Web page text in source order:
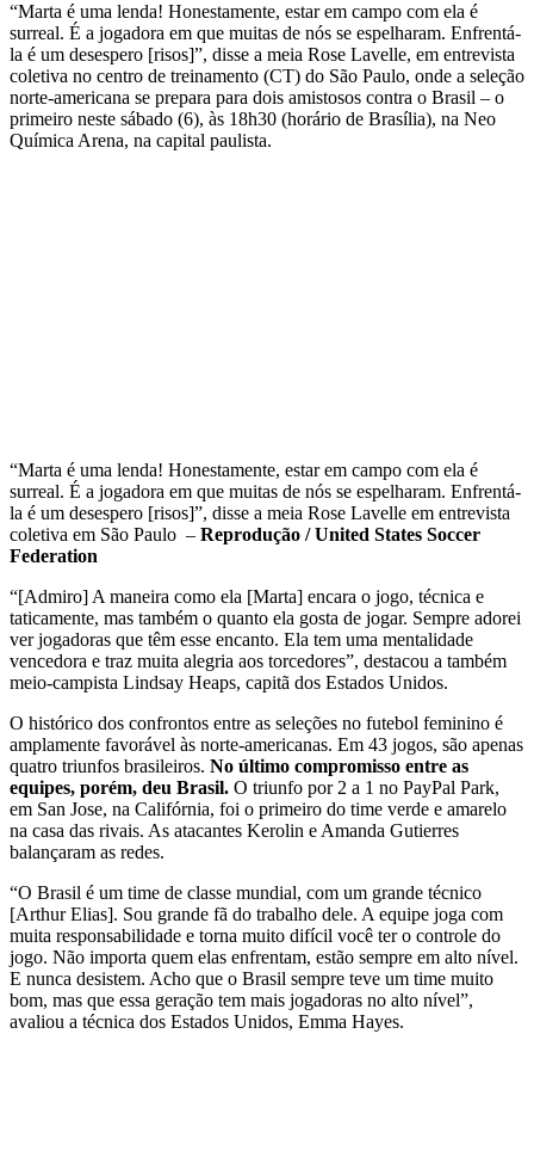
“Marta é uma lenda! Honestamente, estar em campo com ela é
surreal. É a jogadora em que muitas de nós se espelharam. Enfrentá-
la é um desespero [risos]”, disse a meia Rose Lavelle, em entrevista
coletiva no centro de treinamento (CT) do São Paulo, onde a seleção
norte-americana se prepara para dois amistosos contra o Brasil – o
primeiro neste sábado (6), às 18h30 (horário de Brasília), na Neo
Química Arena, na capital paulista.
“Marta é uma lenda! Honestamente, estar em campo com ela é
surreal. É a jogadora em que muitas de nós se espelharam. Enfrentá-
la é um desespero [risos]”, disse a meia Rose Lavelle em entrevista
coletiva em São Paulo – Reprodução / United States Soccer
Federation
“[Admiro] A maneira como ela [Marta] encara o jogo, técnica e
taticamente, mas também o quanto ela gosta de jogar. Sempre adorei
ver jogadoras que têm esse encanto. Ela tem uma mentalidade
vencedora e traz muita alegria aos torcedores”, destacou a também
meio-campista Lindsay Heaps, capitã dos Estados Unidos.
O histórico dos confrontos entre as seleções no futebol feminino é
amplamente favorável às norte-americanas. Em 43 jogos, são apenas
quatro triunfos brasileiros. No último compromisso entre as
equipes, porém, deu Brasil. O triunfo por 2 a 1 no PayPal Park,
em San Jose, na Califórnia, foi o primeiro do time verde e amarelo
na casa das rivais. As atacantes Kerolin e Amanda Gutierres
balançaram as redes.
“O Brasil é um time de classe mundial, com um grande técnico
[Arthur Elias]. Sou grande fã do trabalho dele. A equipe joga com
muita responsabilidade e torna muito difícil você ter o controle do
jogo. Não importa quem elas enfrentam, estão sempre em alto nível.
E nunca desistem. Acho que o Brasil sempre teve um time muito
bom, mas que essa geração tem mais jogadoras no alto nível”,
avaliou a técnica dos Estados Unidos, Emma Hayes.